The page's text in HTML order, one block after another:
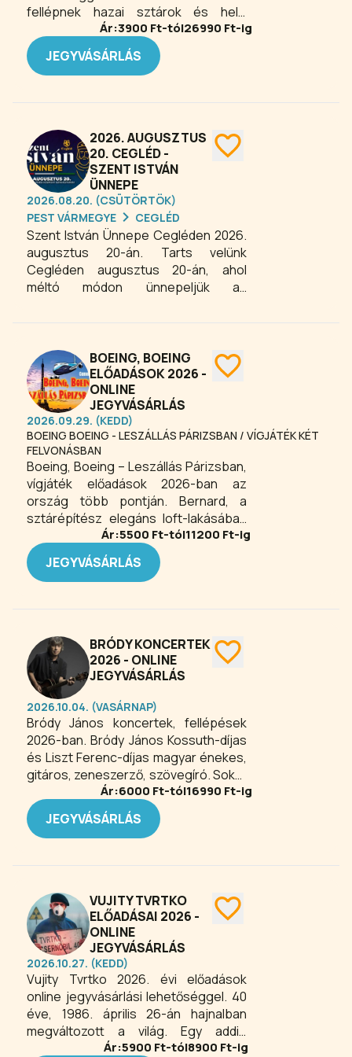
fellépnek hazai sztárok és helyi
kedvencek is.Ár:3900 Ft-tól26990 Ft-ig
JEGYVÁSÁRLÁS
2026. AUGUSZTUS
20. CEGLÉD -
SZENT ISTVÁN
ÜNNEPE
2026.08.20. (CSÜTÖRTÖK)
PEST VÁRMEGYE
CEGLÉD
Szent István Ünnepe Cegléden 2026.
augusztus 20-án. Tarts velünk
Cegléden augusztus 20-án, ahol
méltó módon ünnepeljük az
szórakozás egy helyen! Az egész
megtalálja a kedvére valót: ünnepi
műsor, gyermekkoncert,
nagykoncert, finomságok és játékok
várnak rád!
BOEING, BOEING
ELŐADÁSOK 2026 -
ONLINE
JEGYVÁSÁRLÁS
2026.09.29. (KEDD)
BOEING BOEING - LESZÁLLÁS PÁRIZSBAN / VÍGJÁTÉK KÉT
FELVONÁSBAN
Boeing, Boeing – Leszállás Párizsban,
vígjáték előadások 2026-ban az
ország több pontján. Bernard, a
sztárépítész elegáns loft-lakásában
éli gondtalan életét. Ha kinéz az
ablakon, Párizsra lát. Ha vacsorázna, a
házvezetőnő viszi otthon a
nemzetközi konyhát. Ha
menyasszonya megérkezik,
másik menyasszonya érkezik meg,
vele is mámorosan szeretik egymást.
Ha a harmadik, vele is. Mert minden
normális, modern férfinak három
menyasszony az ideális, csak
légiutas-kísérők legyenek, és
menetrend szerint elkerüljék
egymást. Amikor beállít a régi
iskolatárs, hogy apró szívességet
kérjen, ő is elámul az irigylésre méltó
és tökéletes rendszeren. Persze
egyetlen apró hiba is végzetes. Kettő
harmadik hibával kezdődik...
Ár:5500 Ft-tól11200 Ft-ig
JEGYVÁSÁRLÁS
BRÓDY KONCERTEK
2026 - ONLINE
JEGYVÁSÁRLÁS
2026.10.04. (VASÁRNAP)
Bródy János koncertek, fellépések
2026-ban. Bródy János Kossuth-díjas
és Liszt Ferenc-díjas magyar énekes,
gitáros, zeneszerző, szövegíró. Sokat
tett annak elfogadtatásáért, hogy a
beatmuzsika nyelve lehet magyar is. A
hatvanas évek beatkultúrájának egyik
sztárja, szószólója. Munkásságában
jelentős helyet foglalnak el a színpadi
működött közre.
Ár:6000 Ft-tól16990 Ft-ig
JEGYVÁSÁRLÁS
VUJITY TVRTKO
ELŐADÁSAI 2026 -
ONLINE
JEGYVÁSÁRLÁS
2026.10.27. (KEDD)
Vujity Tvrtko 2026. évi előadások
online jegyvásárlási lehetőséggel. 40
éve, 1986. április 26-án hajnalban
megváltozott a világ. Egy addig
teljesen ismeretlen kisváros,
Ár:5900 Ft-tól8900 Ft-ig